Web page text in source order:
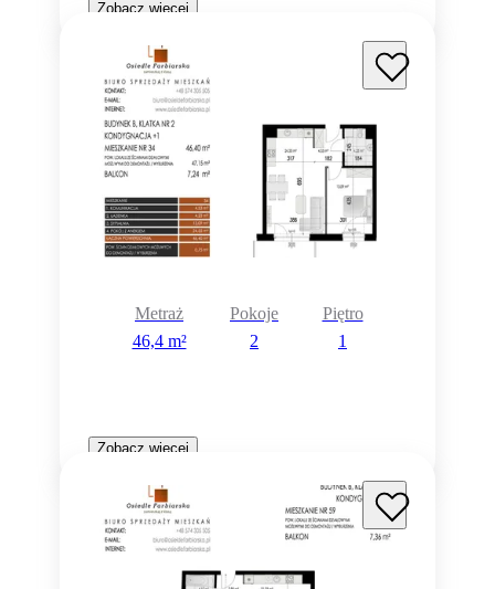
Zobacz więcej
Metraż
46,4 m²
Pokoje
2
Piętro
1
Zobacz więcej